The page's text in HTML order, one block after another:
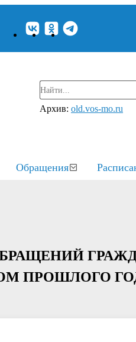
Архив: old.vos-mo.ru
Обращения